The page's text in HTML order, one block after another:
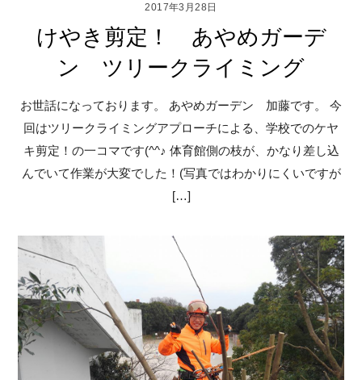
2017年3月28日
けやき剪定！ あやめガーデ
ン ツリークライミング
お世話になっております。 あやめガーデン 加藤です。 今
回はツリークライミングアプローチによる、学校でのケヤ
キ剪定！の一コマです(^^♪ 体育館側の枝が、かなり差し込
んでいて作業が大変でした！(写真ではわかりにくいですが
[…]